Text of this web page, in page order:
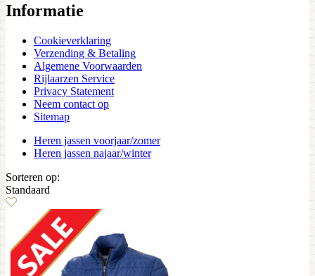
Informatie
Cookieverklaring
Verzending & Betaling
Algemene Voorwaarden
Rijlaarzen Service
Privacy Statement
Neem contact op
Sitemap
Heren jassen voorjaar/zomer
Heren jassen najaar/winter
Sorteren op:
Standaard